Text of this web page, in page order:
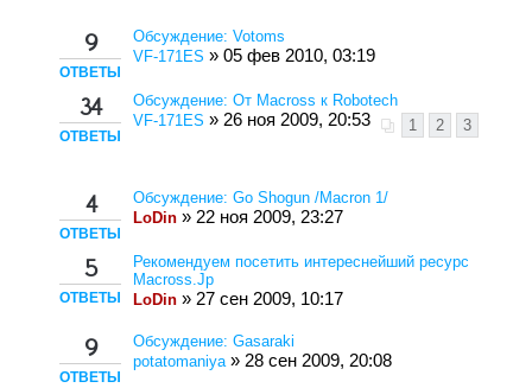
9
ОТВЕТЫ
Обсуждение: Votoms
VF-171ES » 05 фев 2010, 03:19
34
ОТВЕТЫ
Обсуждение: От Macross к Robotech
1
2 3
VF-171ES » 26 ноя 2009, 20:53
4
ОТВЕТЫ
Обсуждение: Go Shogun /Macron 1/
LoDin » 22 ноя 2009, 23:27
5
ОТВЕТЫ
Рекомендуем посетить интереснейший ресурс
Macross.Jp
LoDin » 27 сен 2009, 10:17
9
ОТВЕТЫ
Обсуждение: Gasaraki
potatomaniya » 28 сен 2009, 20:08